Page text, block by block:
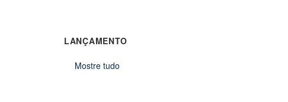
LANÇAMENTO
Mostre tudo